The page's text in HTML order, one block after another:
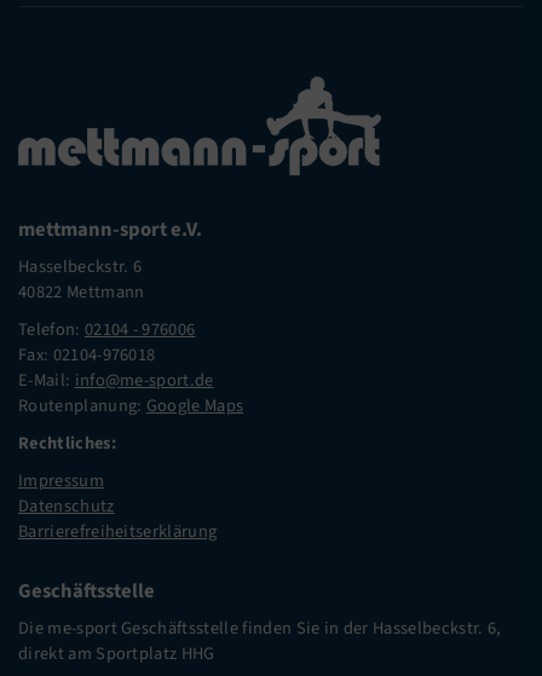
mettmann-sport e.V.
Hasselbeckstr. 6
40822 Mettmann
Telefon: 02104 - 976006
Fax: 02104-976018
E-Mail: info@me-sport.de
Routenplanung: Google Maps
Rechtliches:
Impressum
Datenschutz
Barrierefreiheitserklärung
Geschäftsstelle
Die me-sport Geschäftsstelle finden Sie in der Hasselbeckstr. 6,
direkt am Sportplatz HHG